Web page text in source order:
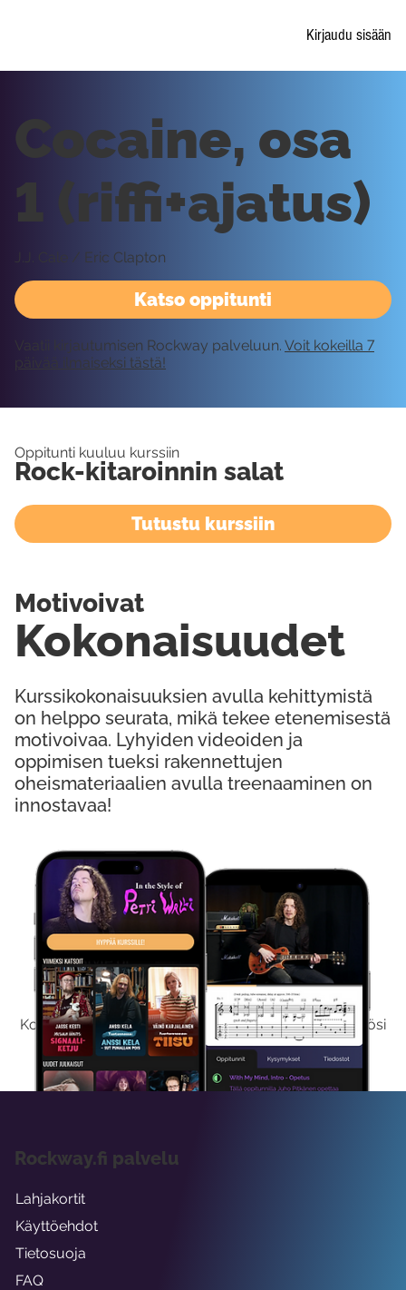
Kirjaudu sisään
Kokeile Ilmaiseksi
Kokeilemalla ilmaiseksi saat koko sisältömme käyttöösi
viikon ajaksi.
Katso oppitunti
Cocaine, osa
1 (riffi+ajatus)
J.J. Cale / Eric Clapton
Vaatii kirjautumisen Rockway palveluun. Voit kokeilla 7
päivää ilmaiseksi tästä!
Oppitunti kuuluu kurssiin
Rock-kitaroinnin salat
Tutustu kurssiin
Kurssikokonaisuuksien avulla kehittymistä
on helppo seurata, mikä tekee etenemisestä
motivoivaa. Lyhyiden videoiden ja
oppimisen tueksi rakennettujen
oheismateriaalien avulla treenaaminen on
innostavaa!
Kokonaisuudet
Motivoivat
Rockway.fi palvelu
Lahjakortit
Käyttöehdot
Tietosuoja
FAQ